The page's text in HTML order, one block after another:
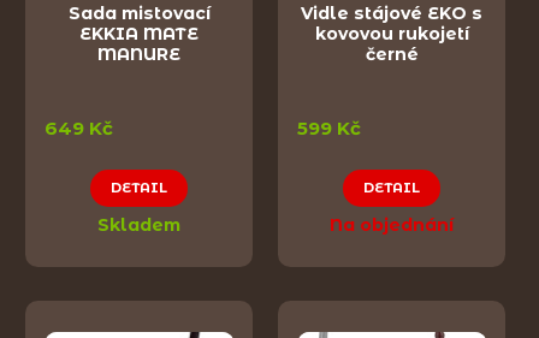
Sada mistovací
EKKIA MATE
MANURE
649 Kč
DETAIL
Skladem
Vidle stájové EKO s
kovovou rukojetí
černé
599 Kč
DETAIL
Na objednání